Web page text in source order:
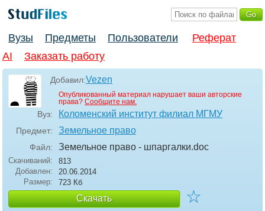
Вузы Предметы Пользователи
Реферат
AI
Заказать работу
Добавил:Vezen
Опубликованный материал нарушает ваши авторские
права? Сообщите нам.
Вуз: Коломенский институт филиал МГМУ
Предмет: Земельное право
Файл: Земельное право - шпаргалки.doc
Скачиваний:
813
Добавлен:
20.06.2014
Размер:
723 Кб
Скачать ☆